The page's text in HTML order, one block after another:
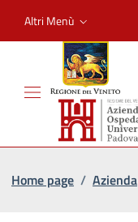
Altri Menù
Home page / Azienda